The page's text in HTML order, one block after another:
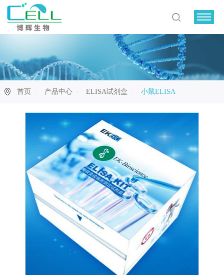
首页 产品中心 ELISA试剂盒 小鼠ELISA